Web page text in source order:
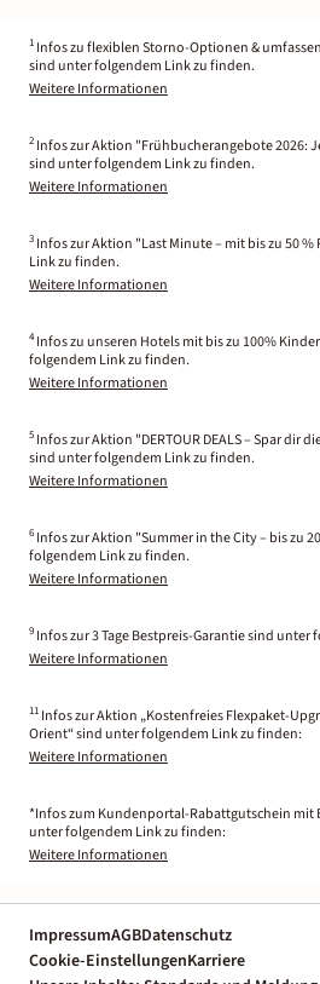
1 Infos zu flexiblen Storno-Optionen &
sind unter folgendem Link zu finden.
Weitere Informationen
2 Infos zur Aktion "Frühbucherangebote 2026:
sind unter folgendem Link zu finden.
Weitere Informationen
3 Infos zur Aktion "Last Minute – mit bis zu 50
Link zu finden.
Weitere Informationen
4 Infos zu unseren Hotels mit bis zu 100%
folgendem Link zu finden.
Weitere Informationen
5 Infos zur Aktion "DERTOUR DEALS – Spar dir
sind unter folgendem Link zu finden.
Weitere Informationen
6 Infos zur Aktion "Summer in the City – bis zu
folgendem Link zu finden.
Weitere Informationen
9 Infos zur 3 Tage Bestpreis-Garantie sind
Weitere Informationen
11 Infos zur Aktion „Kostenfreies Flexpaket-
Orient“ sind unter folgendem Link zu finden:
Weitere Informationen
*Infos zum Kundenportal-Rabattgutschein mit
unter folgendem Link zu finden:
Weitere Informationen
ImpressumAGBDatenschutz
Cookie-EinstellungenKarriere